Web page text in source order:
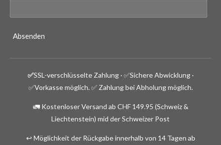
Absenden
✅SSL-verschlüsselte Zahlung · ✅Sichere Abwicklung ·
✅Vorkasse möglich. ✅ Zahlung bei Abholung möglich.
🚛 Kostenloser Versand ab CHF 149.95 (Schweiz &
Liechtenstein) mid der Schweizer Post
↩️ Möglichkeit der Rückgabe innerhalb von 14 Tagen ab